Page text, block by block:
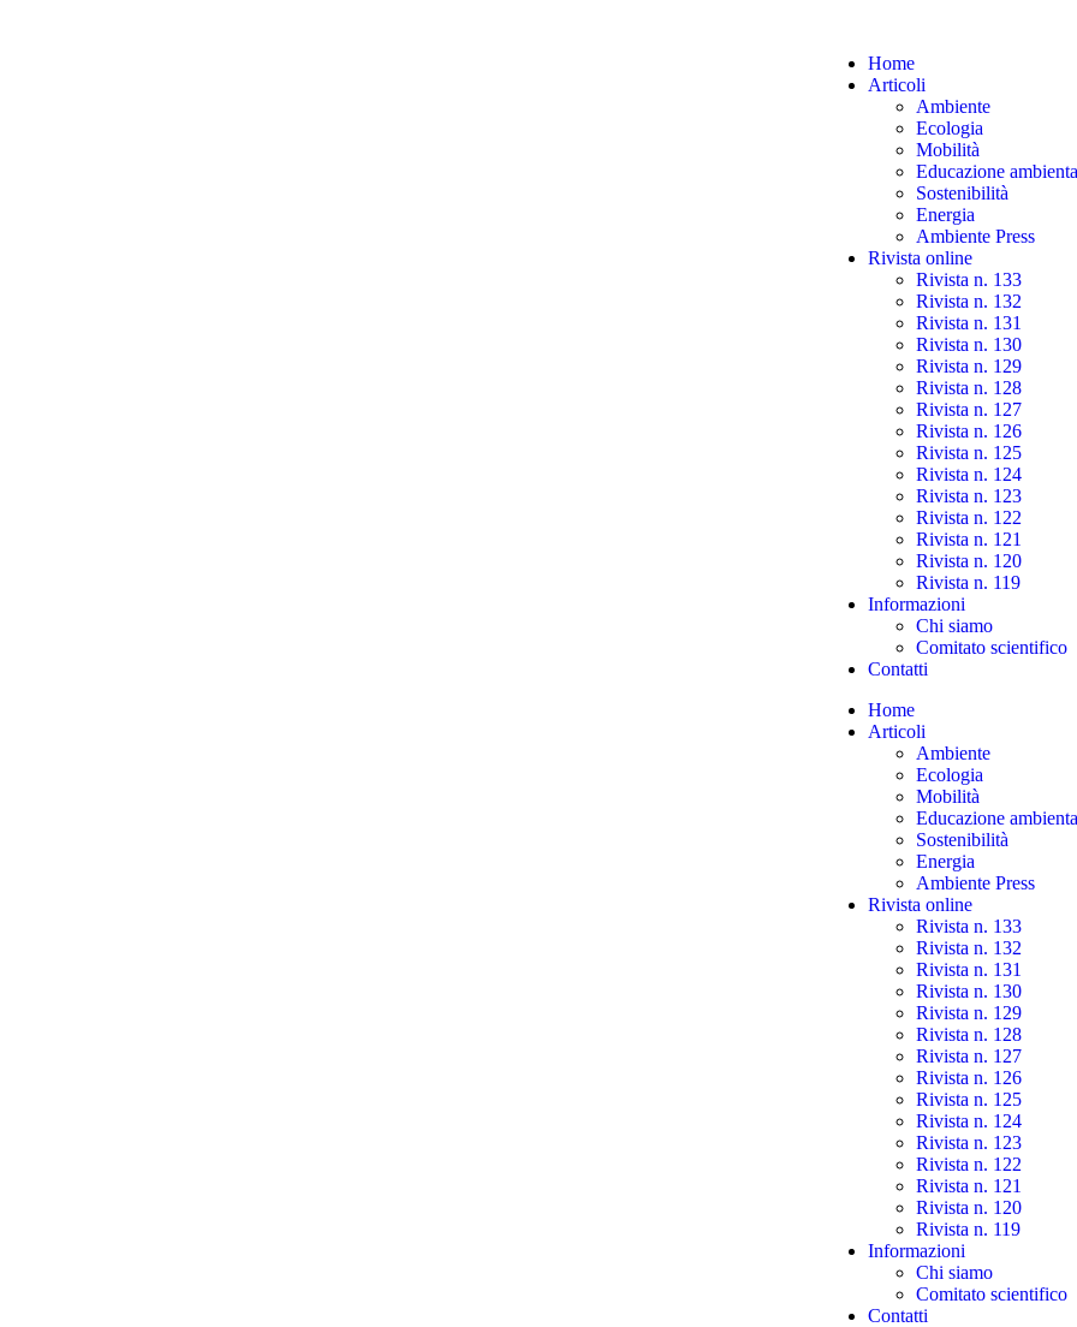
Home
Articoli
Ambiente
Ecologia
Mobilità
Educazione
Sostenibilità
Energia
Ambiente Press
Rivista online
Rivista n. 133
Rivista n. 132
Rivista n. 131
Rivista n. 130
Rivista n. 129
Rivista n. 128
Rivista n. 127
Rivista n. 126
Rivista n. 125
Rivista n. 124
Rivista n. 123
Rivista n. 122
Rivista n. 121
Rivista n. 120
Rivista n. 119
Informazioni
Chi siamo
Comitato scientifico
Contatti
Home
Articoli
Ambiente
Ecologia
Mobilità
Educazione
Sostenibilità
Energia
Ambiente Press
Rivista online
Rivista n. 133
Rivista n. 132
Rivista n. 131
Rivista n. 130
Rivista n. 129
Rivista n. 128
Rivista n. 127
Rivista n. 126
Rivista n. 125
Rivista n. 124
Rivista n. 123
Rivista n. 122
Rivista n. 121
Rivista n. 120
Rivista n. 119
Informazioni
Chi siamo
Comitato scientifico
Contatti